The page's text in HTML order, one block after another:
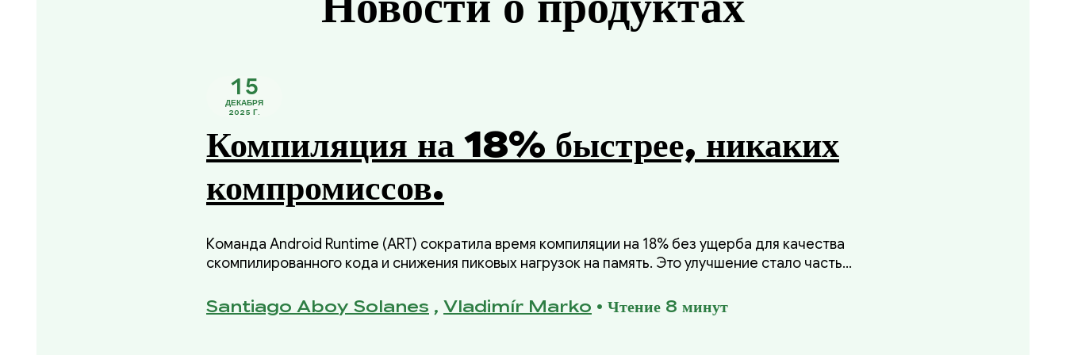
15
ДЕКАБРЯ
2025 Г.
Компиляция на 18% быстрее, никаких
компромиссов.
Команда Android Runtime (ART) сократила время компиляции на 18% без ущерба для качества
скомпилированного кода и снижения пиковых нагрузок на память. Это улучшение стало частью
использования памяти или качества скомпилированного кода.
Santiago Aboy Solanes , Vladimír Marko • Чтение 8 минут